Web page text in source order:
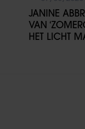
JANINE
VAN
HET LICHT